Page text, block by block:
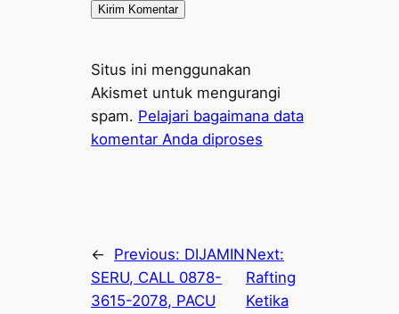
Situs ini menggunakan
Akismet untuk mengurangi
spam. Pelajari bagaimana data
komentar Anda diproses
← Previous: DIJAMIN
SERU, CALL 0878-
3615-2078, PACU
Next:
Rafting
Ketika